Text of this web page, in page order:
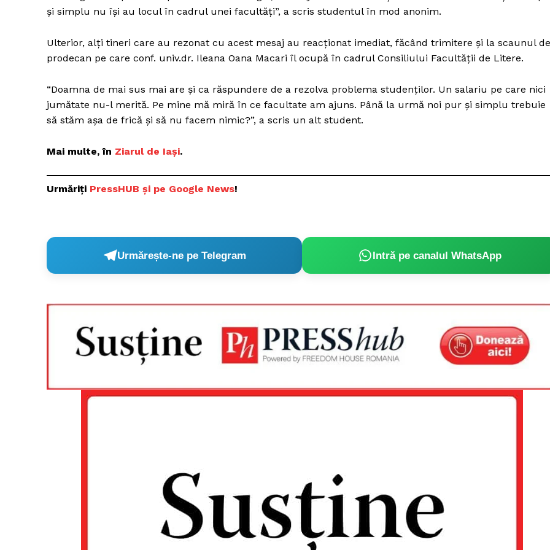
şi simplu nu îşi au locul în cadrul unei facultăţi”, a scris studentul în mod anonim.
Ulterior, alţi tineri care au rezonat cu acest mesaj au reacţionat imediat, făcând trimitere şi la scaunul de
prodecan pe care conf. univ.dr. Ileana Oana Macari îl ocupă în cadrul Consiliului Facultăţii de Litere.
“Doamna de mai sus mai are şi ca răspundere de a rezolva problema studenţilor. Un salariu pe care nici
jumătate nu-l merită. Pe mine mă miră în ce facultate am ajuns. Până la urmă noi pur şi simplu trebuie
să stăm aşa de frică şi să nu facem nimic?”, a scris un alt student.
Mai multe, în Ziarul de Iași.
Urmăriți PressHUB și pe Google News!
Urmărește-ne pe Telegram Intră pe canalul WhatsApp